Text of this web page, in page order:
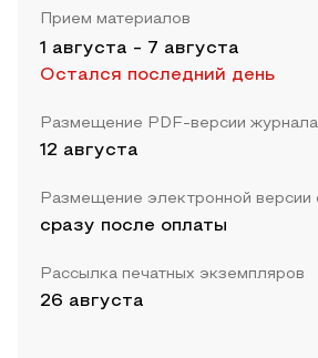
Прием материалов
1 августа - 7 августа
Остался последний день
Размещение PDF-версии журнала
12 августа
Размещение электронной версии
сразу после оплаты
Рассылка печатных экземпляров
26 августа